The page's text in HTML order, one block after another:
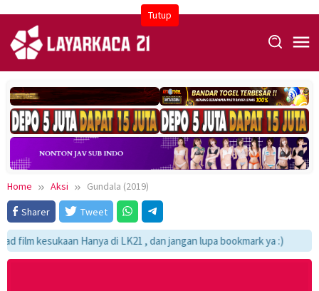
Tutup
content
Home Aksi
Gundala (2019)
Sharer
Tweet
film kesukaan Hanya di LK21 , dan jangan lupa bookmark ya :)